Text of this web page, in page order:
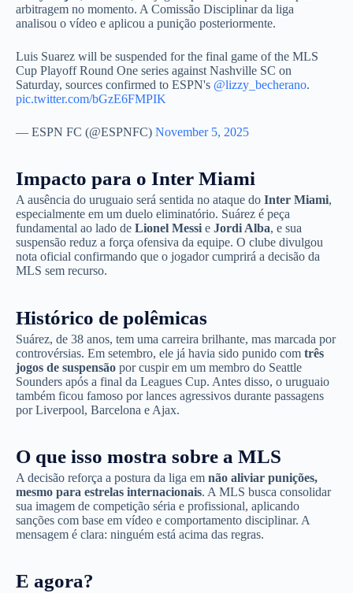
arbitragem no momento. A Comissão Disciplinar da liga
analisou o vídeo e aplicou a punição posteriormente.
Luis Suarez will be suspended for the final game of the MLS
Cup Playoff Round One series against Nashville SC on
Saturday, sources confirmed to ESPN's @lizzy_becherano.
pic.twitter.com/bGzE6FMPIK
— ESPN FC (@ESPNFC) November 5, 2025
Impacto para o Inter Miami
A ausência do uruguaio será sentida no ataque do Inter Miami,
especialmente em um duelo eliminatório. Suárez é peça
fundamental ao lado de Lionel Messi e Jordi Alba, e sua
suspensão reduz a força ofensiva da equipe. O clube divulgou
nota oficial confirmando que o jogador cumprirá a decisão da
MLS sem recurso.
Histórico de polêmicas
Suárez, de 38 anos, tem uma carreira brilhante, mas marcada por
controvérsias. Em setembro, ele já havia sido punido com três
jogos de suspensão por cuspir em um membro do Seattle
Sounders após a final da Leagues Cup. Antes disso, o uruguaio
também ficou famoso por lances agressivos durante passagens
por Liverpool, Barcelona e Ajax.
O que isso mostra sobre a MLS
A decisão reforça a postura da liga em não aliviar punições,
mesmo para estrelas internacionais. A MLS busca consolidar
sua imagem de competição séria e profissional, aplicando
sanções com base em vídeo e comportamento disciplinar. A
mensagem é clara: ninguém está acima das regras.
E agora?